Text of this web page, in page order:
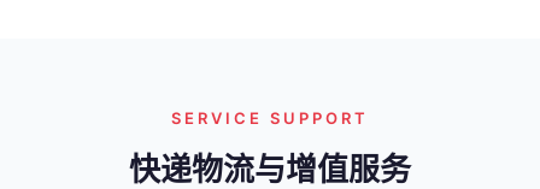
SERVICE SUPPORT
快递物流与增值服务